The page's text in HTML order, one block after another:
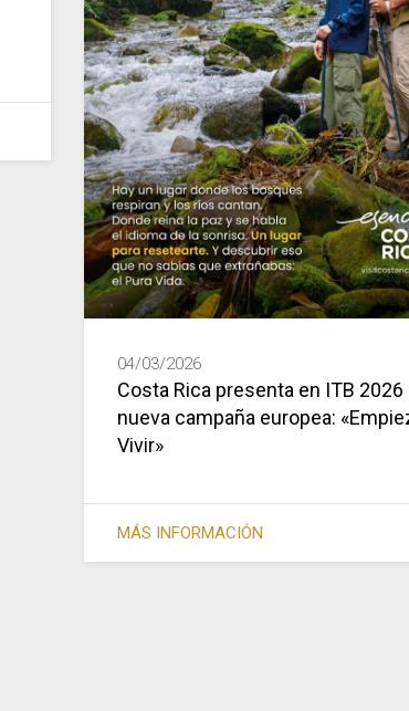
04/03/2026
Costa Rica presenta en ITB 2026
nueva campaña europea:
Vivir»
MÁS INFORMACIÓN